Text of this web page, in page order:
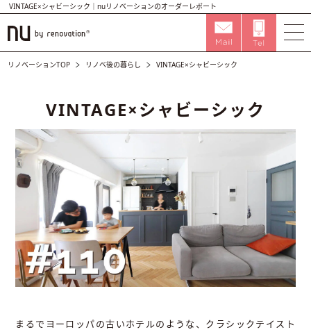
VINTAGE×シャビーシック｜nuリノベーションのオーダーレポート
リノベーションTOP リノベ後の暮らし VINTAGE×シャビーシック
VINTAGE×シャビーシック
まるでヨーロッパの古いホテルのような、クラシックテイスト